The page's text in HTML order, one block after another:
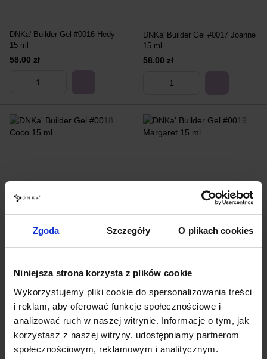
Zgoda Szczegóły O plikach cookies
Niniejsza strona korzysta z plików cookie
Wykorzystujemy pliki cookie do spersonalizowania treści
i reklam, aby oferować funkcje społecznościowe i
analizować ruch w naszej witrynie. Informacje o tym, jak
korzystasz z naszej witryny, udostępniamy partnerom
społecznościowym, reklamowym i analitycznym.
DNKa' Builder Gel #0016 Hedy
15 ml
58.00 zł
DNKa' Builder Gel #0017 Joanne
15 ml
58.00 zł
58.00 zł 58.00 zł